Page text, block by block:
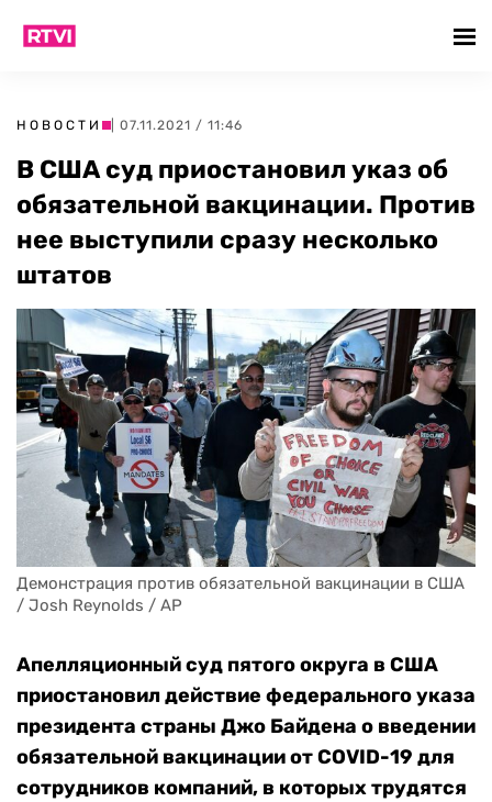
НОВОСТИ | 07.11.2021 / 11:46
В США суд приостановил указ об
обязательной вакцинации. Против
нее выступили сразу несколько
штатов
Демонстрация против обязательной вакцинации в США
/ Josh Reynolds / AP
Апелляционный суд пятого округа в США
приостановил действие федерального указа
президента страны Джо Байдена о введении
обязательной вакцинации от COVID-19 для
сотрудников компаний, в которых трудятся